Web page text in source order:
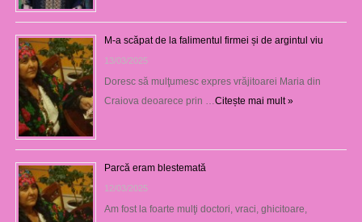
M-a scăpat de la falimentul firmei și de argintul viu
13/03/2025
Doresc să mulţumesc expres vrăjitoarei Maria din
Craiova deoarece prin …Citește mai mult »
Parcă eram blestemată
12/03/2025
Am fost la foarte mulţi doctori, vraci, ghicitoare,